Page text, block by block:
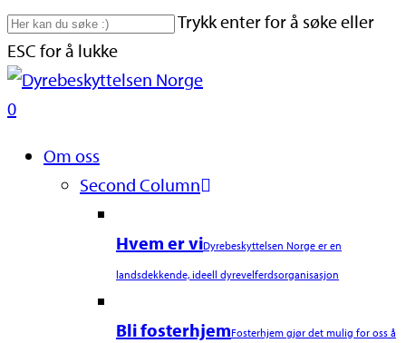
Skip
to
main
content
Trykk enter for å søke eller
ESC for å lukke
Close
Search
search
0
Om oss
Second Column
Hvem er viDyrebeskyttelsen Norge er en
landsdekkende, ideell dyrevelferdsorganisasjon
Bli fosterhjemFosterhjem gjør det mulig for oss å